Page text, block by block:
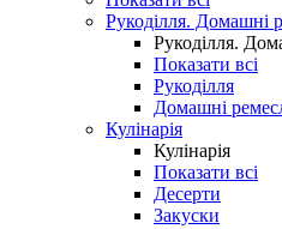
Рукоділля. Домашні
Рукоділля.
Показати всі
Рукоділля
Домашні
Кулінарія
Кулінарія
Показати всі
Десерти
Закуски